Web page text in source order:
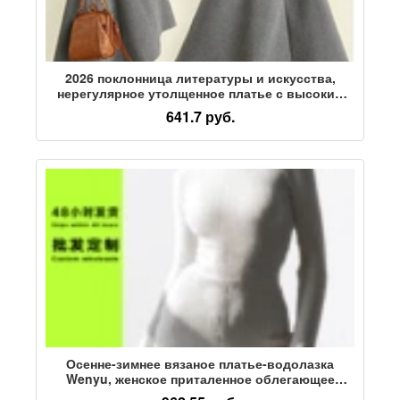
2026 поклонница литературы и искусства,
нерегулярное утолщенное платье с высоким
воротом, длинный стиль с темпераментной
юбкой свободного кроя для женщин
641.7 руб.
Осенне-зимнее вязаное платье-водолазка
Wenyu, женское приталенное облегающее
платье-свитер с толстым дном, короткая юбка-